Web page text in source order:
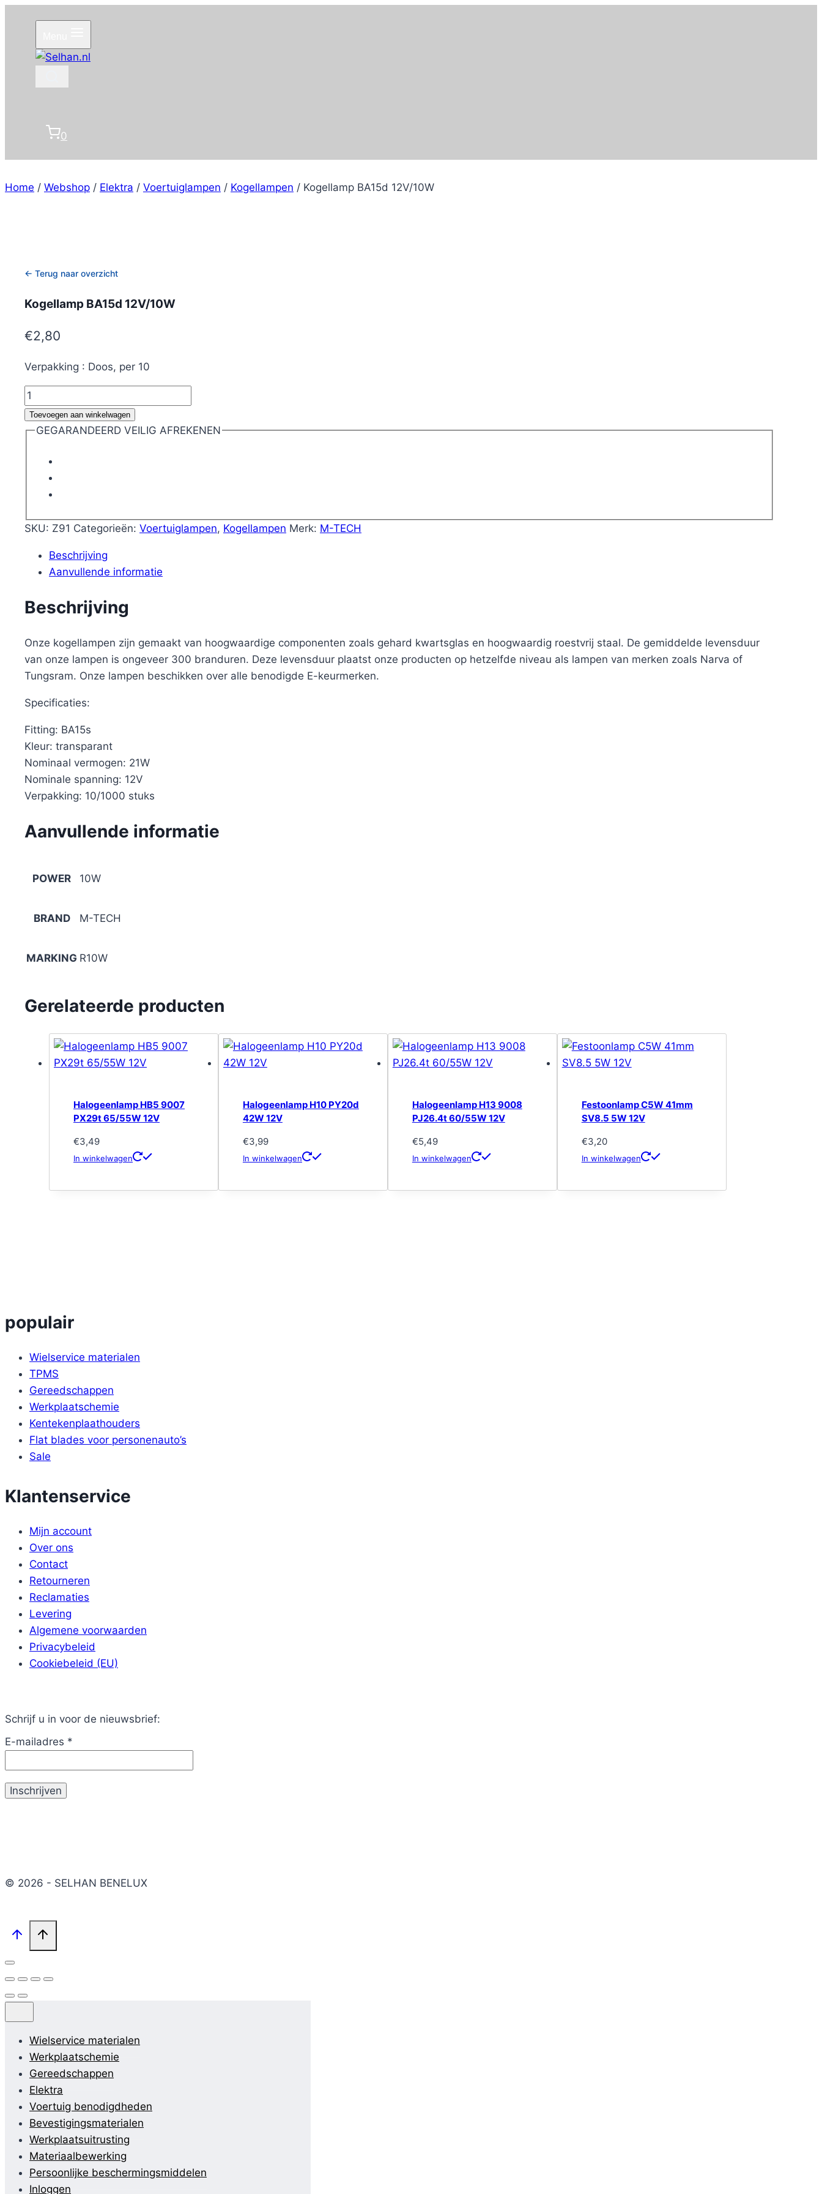
inhoud
0
Home / Webshop / Elektra / Voertuiglampen / Kogellampen / Kogellamp BA15d 12V/10W
← Terug naar overzicht
Kogellamp BA15d 12V/10W
€2,80
Verpakking : Doos, per 10
Kogellamp
BA15d
12V/10W
Toevoegen aan winkelwagen
GEGARANDEERD VEILIG AFREKENEN
SKU: Z91 Categorieën: Voertuiglampen, Kogellampen Merk: M-TECH
Beschrijving
Aanvullende informatie
Beschrijving
Onze kogellampen zijn gemaakt van hoogwaardige componenten zoals gehard kwartsglas en hoogwaardig roestvrij staal. De gemiddelde levensduur
van onze lampen is ongeveer 300 branduren. Deze levensduur plaatst onze producten op hetzelfde niveau als lampen van merken zoals Narva of
Tungsram. Onze lampen beschikken over alle benodigde E-keurmerken.
Specificaties:
Fitting: BA15s
Kleur: transparant
Nominaal vermogen: 21W
Nominale spanning: 12V
Verpakking: 10/1000 stuks
Aanvullende informatie
POWER 10W
BRAND M-TECH
MARKING R10W
Gerelateerde producten
Halogeenlamp HB5 9007
PX29t 65/55W 12V
€3,49
In winkelwagen
Halogeenlamp H10 PY20d
42W 12V
€3,99
In winkelwagen
Halogeenlamp H13 9008
PJ26.4t 60/55W 12V
€5,49
In winkelwagen
Festoonlamp C5W 41mm
SV8.5 5W 12V
€3,20
In winkelwagen
populair
Wielservice materialen
TPMS
Gereedschappen
Werkplaatschemie
Kentekenplaathouders
Flat blades voor personenauto’s
Sale
Klantenservice
Mijn account
Over ons
Contact
Retourneren
Reclamaties
Levering
Algemene voorwaarden
Privacybeleid
Cookiebeleid (EU)
Schrijf u in voor de nieuwsbrief:
E-mailadres *
© 2026 - SELHAN BENELUX
Wielservice materialen
Werkplaatschemie
Gereedschappen
Elektra
Voertuig benodigdheden
Bevestigingsmaterialen
Werkplaatsuitrusting
Materiaalbewerking
Persoonlijke beschermingsmiddelen
Inloggen